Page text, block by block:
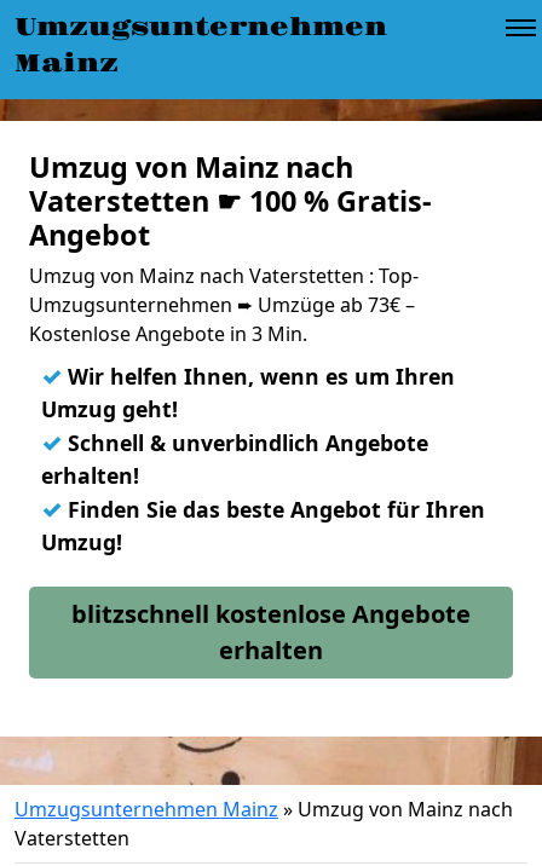
Umzugsunternehmen
Mainz
Umzug von Mainz nach
Vaterstetten ☛ 100 % Gratis-
Angebot
Umzug von Mainz nach Vaterstetten : Top-
Umzugsunternehmen ➨ Umzüge ab 73€ –
Kostenlose Angebote in 3 Min.
✓ Wir helfen Ihnen, wenn es um Ihren
Umzug geht!
✓ Schnell & unverbindlich Angebote
erhalten!
✓ Finden Sie das beste Angebot für Ihren
Umzug!
blitzschnell kostenlose Angebote
erhalten
Umzugsunternehmen Mainz » Umzug von Mainz nach
Vaterstetten